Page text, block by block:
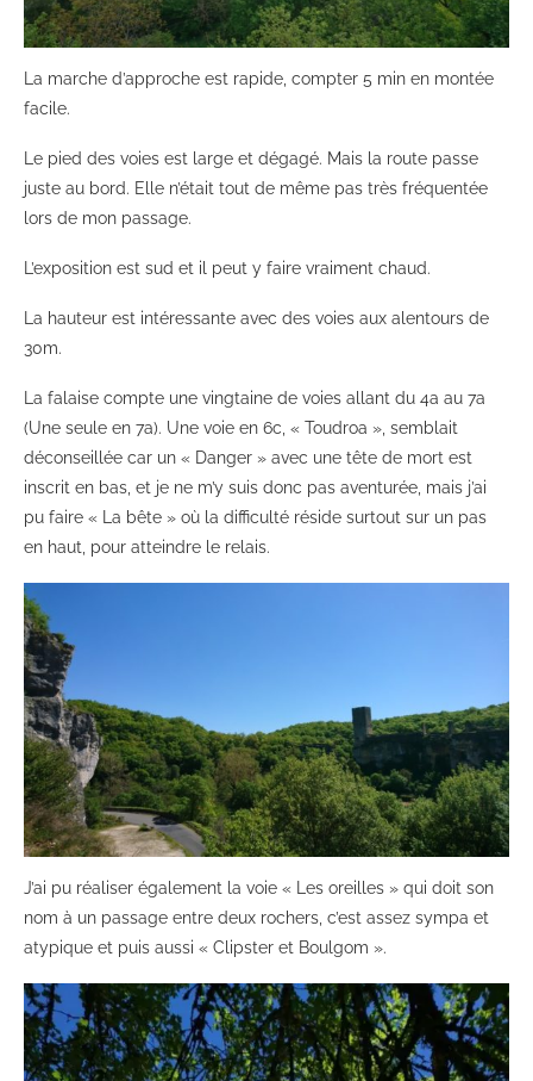
La marche d’approche est rapide, compter 5 min en montée
facile.
Le pied des voies est large et dégagé. Mais la route passe
juste au bord. Elle n’était tout de même pas très fréquentée
lors de mon passage.
L’exposition est sud et il peut y faire vraiment chaud.
La hauteur est intéressante avec des voies aux alentours de
30m.
La falaise compte une vingtaine de voies allant du 4a au 7a
(Une seule en 7a). Une voie en 6c, « Toudroa », semblait
déconseillée car un « Danger » avec une tête de mort est
inscrit en bas, et je ne m’y suis donc pas aventurée, mais j’ai
pu faire « La bête » où la difficulté réside surtout sur un pas
en haut, pour atteindre le relais.
J’ai pu réaliser également la voie « Les oreilles » qui doit son
nom à un passage entre deux rochers, c’est assez sympa et
atypique et puis aussi « Clipster et Boulgom ».